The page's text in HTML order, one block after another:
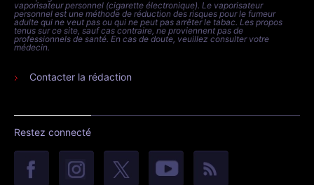
vaporisateur personnel (cigarette électronique). Le vaporisateur
personnel est une méthode de réduction des risques pour le fumeur
adulte qui ne veut pas ou qui ne peut pas arrêter le tabac. Les propos
tenus sur ce site, sauf cas contraire, ne proviennent pas de
professionnels de santé. En cas de doute, veuillez consulter votre
médecin.
Contacter la rédaction
Restez connecté